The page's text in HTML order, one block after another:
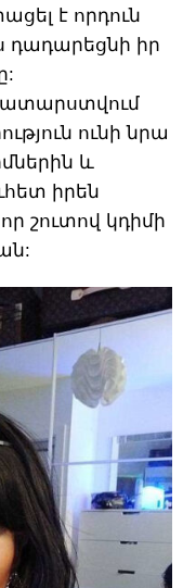
է որդուն
դադարեցնի իր
ունի նրա
և
իրեն
շուտով կդիմի